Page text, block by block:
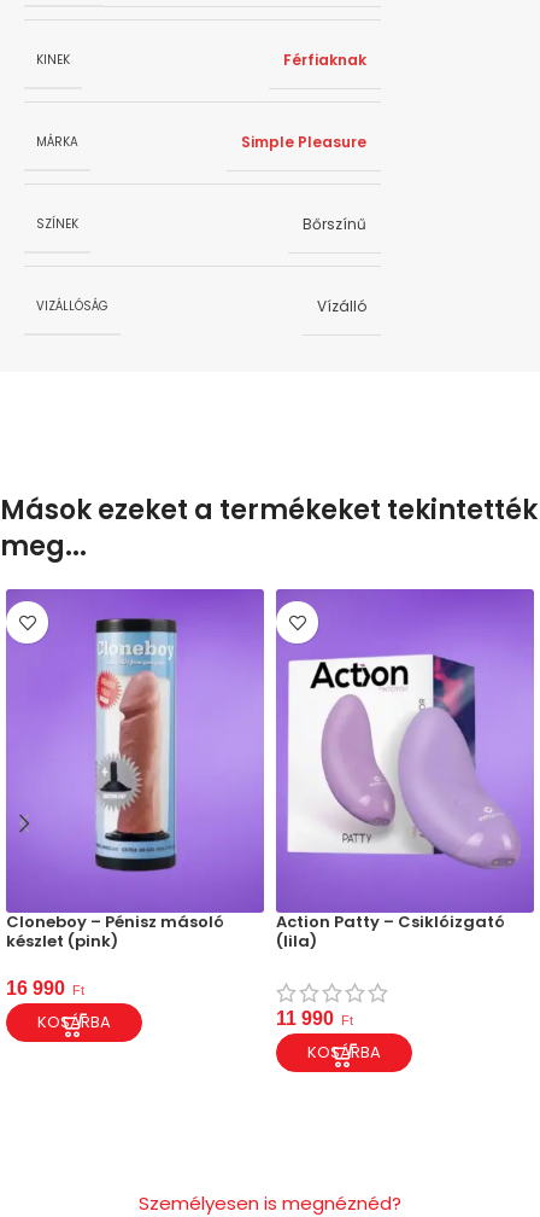
KINEK Férfiaknak
MÁRKA Simple Pleasure
SZÍNEK Bőrszínű
VIZÁLLÓSÁG Vízálló
Mások ezeket a termékeket tekintették
meg...
Cloneboy – Pénisz másoló
készlet (pink)
16 990 Ft
KOSÁRBA
Action Patty – Csiklóizgató
(lila)
11 990 Ft
KOSÁRBA
Személyesen is megnéznéd?